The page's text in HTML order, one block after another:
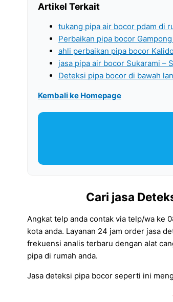
Artikel Terkait
tukang pipa air bocor pdam di
Perbaikan pipa bocor
ahli perbaikan pipa bocor
jasa pipa air bocor Sukarami –
Deteksi pipa bocor di bawah
Kembali ke Homepage
Cari jasa
Angkat telp anda contak via telp/wa ke
kota anda. Layanan 24 jam order jasa
frekuensi analis terbaru dengan alat
pipa di rumah anda.
Jasa deteksi pipa bocor seperti ini